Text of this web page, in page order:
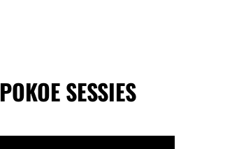
POKOE SESSIES